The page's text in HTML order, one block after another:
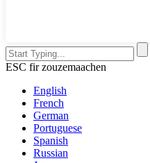
ESC fir zouzemaachen
English
French
German
Portuguese
Spanish
Russian